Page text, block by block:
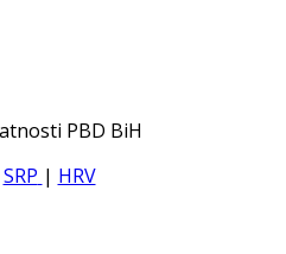
PBD BiH
SRP | HRV